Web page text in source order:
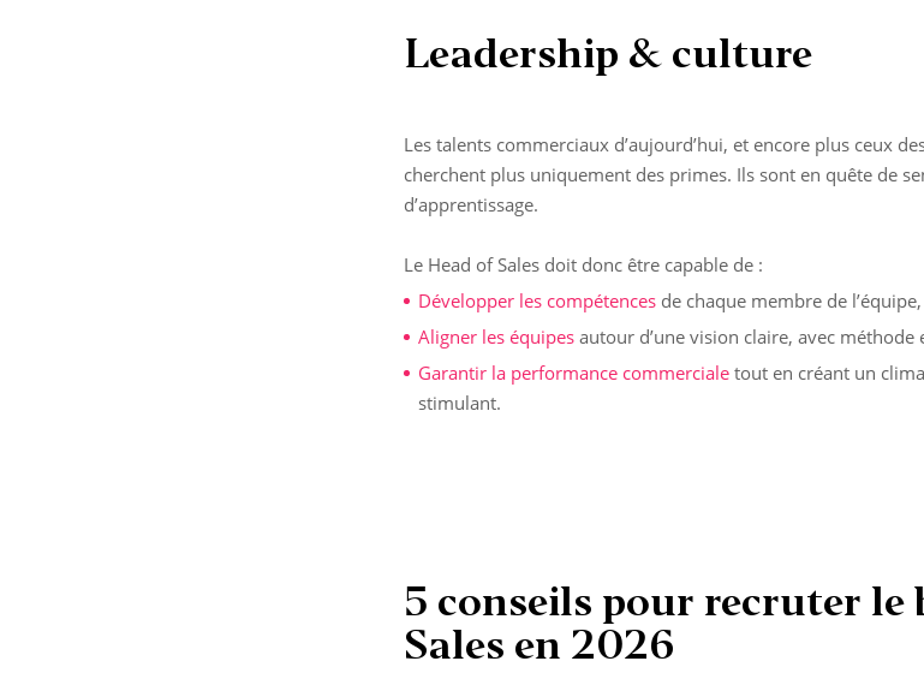
Leadership & culture
Les talents commerciaux d’aujourd’hui, et encore plus ceux
cherchent plus uniquement des primes. Ils sont en quête de
d’apprentissage.
Le Head of Sales doit donc être capable de :
Développer les compétences de chaque membre de
Aligner les équipes autour d’une vision claire, avec méthode
Garantir la performance commerciale tout en créant un
stimulant.
5 conseils pour recruter le
Sales en 2026